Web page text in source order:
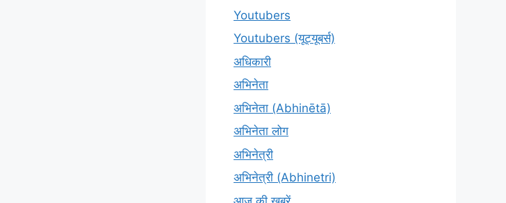
Youtubers
Youtubers (यूट्यूबर्स)
अधिकारी
अभिनेता
अभिनेता (Abhinētā)
अभिनेता लोग
अभिनेत्री
अभिनेत्री (Abhinetri)